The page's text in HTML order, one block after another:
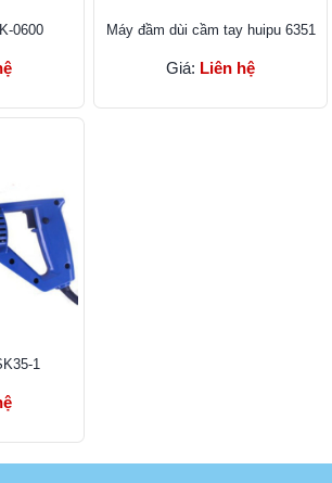
0600 Máy đầm dùi cầm tay huipu 6351
Giá: Liên hệ
1